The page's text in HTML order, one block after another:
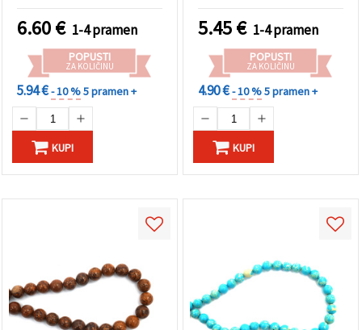
6.60€ 1-4 pramen
POPUSTI
ZA KOLIČINU
5.94 €- 10 %5 pramen +
KUPI
5.45€ 1-4 pramen
POPUSTI
ZA KOLIČINU
4.90 €- 10 %5 pramen +
KUPI